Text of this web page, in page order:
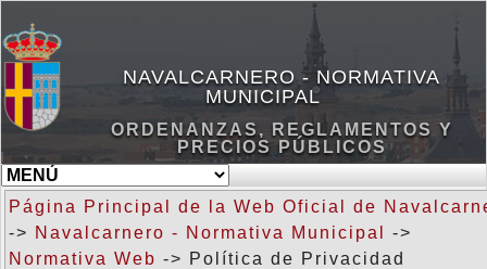
NAVALCARNERO - NORMATIVA
MUNICIPAL
ORDENANZAS, REGLAMENTOS Y
PRECIOS PÚBLICOS
Página Principal de la Web Oficial de
-> Navalcarnero - Normativa Municipal
->
Normativa Web -> Política de Privacidad